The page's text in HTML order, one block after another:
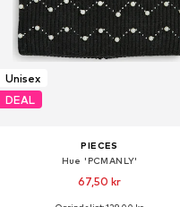
Unisex
DEAL
PIECES
Hue 'PCMANLY'
67,50 kr